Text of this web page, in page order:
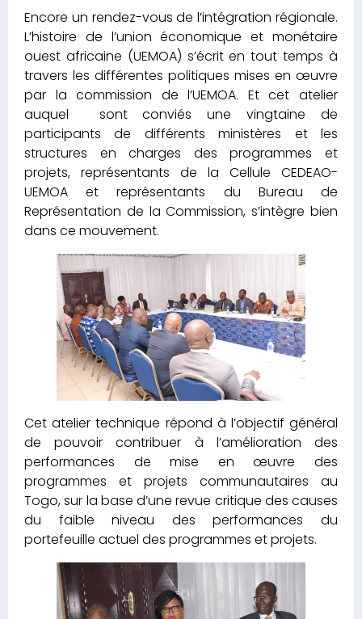
Encore un rendez-vous de l’intégration régionale.
L’histoire de l’union économique et monétaire
ouest africaine (UEMOA) s’écrit en tout temps à
travers les différentes politiques mises en œuvre
par la commission de l’UEMOA. Et cet atelier
auquel sont conviés une vingtaine de
participants de différents ministères et les
structures en charges des programmes et
projets, représentants de la Cellule CEDEAO-
UEMOA et représentants du Bureau de
Représentation de la Commission, s’intègre bien
dans ce mouvement.
Cet atelier technique répond à l’objectif général
de pouvoir contribuer à l’amélioration des
performances de mise en œuvre des
programmes et projets communautaires au
Togo, sur la base d’une revue critique des causes
du faible niveau des performances du
portefeuille actuel des programmes et projets.